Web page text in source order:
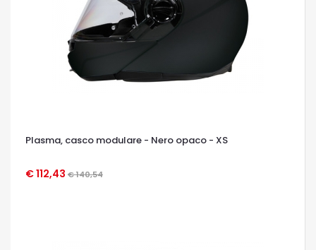
Plasma, casco modulare - Nero opaco - XS
€ 112,43 € 140,54
OCCHIATA VELOCE